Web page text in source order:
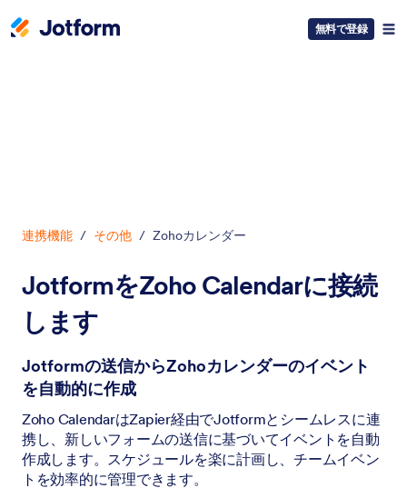
無料で登録
連携機能 / その他 / Zohoカレンダー
JotformをZoho Calendarに接続
します
Jotformの送信からZohoカレンダーのイベント
を自動的に作成
Zoho CalendarはZapier経由でJotformとシームレスに連
携し、新しいフォームの送信に基づいてイベントを自動
作成します。スケジュールを楽に計画し、チームイベン
トを効率的に管理できます。